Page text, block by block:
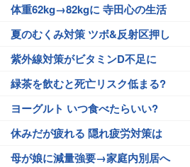
体重62kg→82kgに 寺田心の生活
夏のむくみ対策 ツボ&反射区押し
紫外線対策がビタミンD不足に
緑茶を飲むと死亡リスク低まる?
ヨーグルト いつ食べたらいい?
休みだが疲れる 隠れ疲労対策は
母が娘に減量強要→家庭内別居へ